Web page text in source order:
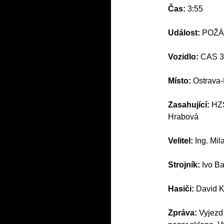
Čas: 3:55
Událost:
Vozidlo: CAS
Místo:
Zasahující:
Hrabová
Velitel: Ing.
Strojník: Ivo
Hasiči: David
Zpráva: